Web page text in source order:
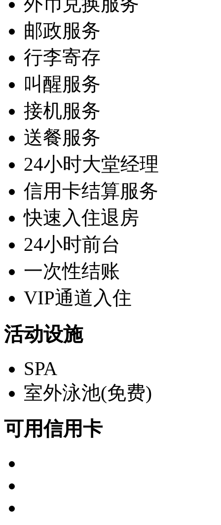
邮政服务
行李寄存
叫醒服务
接机服务
送餐服务
24小时大堂经理
信用卡结算服务
快速入住退房
24小时前台
一次性结账
VIP通道入住
活动设施
SPA
室外泳池(免费)
可用信用卡